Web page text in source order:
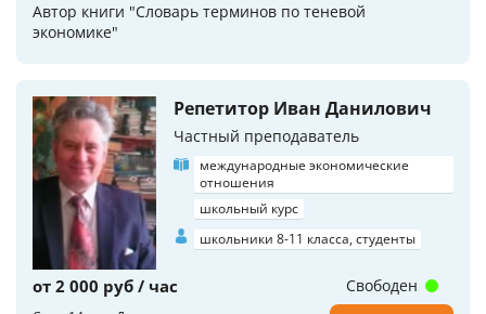
Автор книги "Словарь терминов по теневой
экономике"
Репетитор Иван Данилович
Частный преподаватель
международные экономические
отношения
школьный курс
школьники 8-11 класса, студенты
от 2 000 руб / час Свободен